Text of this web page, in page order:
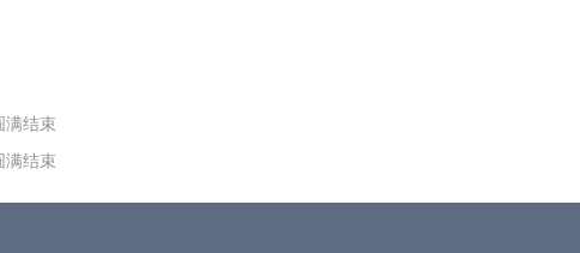
满结束
满结束